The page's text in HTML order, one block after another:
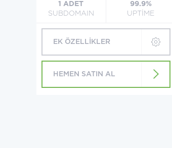
1 ADET
SUBDOMAIN
99.9%
UPTİME
EK ÖZELLİKLER
HEMEN SATIN AL